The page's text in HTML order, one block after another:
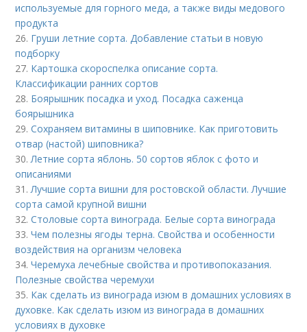
используемые для горного меда, а также виды медового
продукта
26. Груши летние сорта. Добавление статьи в новую
подборку
27. Картошка скороспелка описание сорта.
Классификации ранних сортов
28. Боярышник посадка и уход. Посадка саженца
боярышника
29.Сохраняем витамины в шиповнике. Как приготовить
отвар (настой) шиповника?
30. Летние сорта яблонь. 50 сортов яблок с фото и
описаниями
31. Лучшие сорта вишни для ростовской области. Лучшие
сорта самой крупной вишни
32.Столовые сорта винограда. Белые сорта винограда
33.Чем полезны ягоды терна. Свойства и особенности
воздействия на организм человека
34.Черемуха лечебные свойства и противопоказания.
Полезные свойства черемухи
35. Как сделать из винограда изюм в домашних условиях в
духовке. Как сделать изюм из винограда в домашних
условиях в духовке